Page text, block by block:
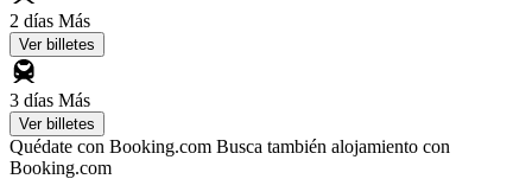
2 días Más
Ver billetes
3 días Más
Ver billetes
Quédate con Booking.com Busca también alojamiento con
Booking.com